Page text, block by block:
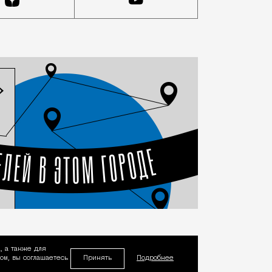
а также для
вы соглашаетесь
Принять Подробнее